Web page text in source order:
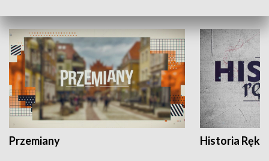
Przemiany Historia Ręką